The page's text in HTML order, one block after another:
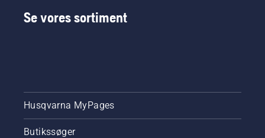
Se vores sortiment
Husqvarna MyPages
Butikssøger